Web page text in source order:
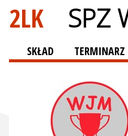
2LK SPZ
SKŁAD TERMINARZ